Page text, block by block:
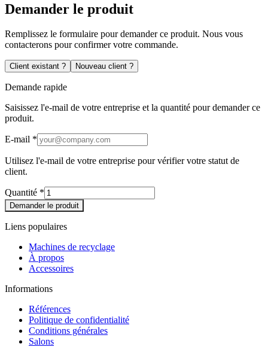
Demander le produit
Remplissez le formulaire pour demander ce produit. Nous vous
contacterons pour confirmer votre commande.
Client existant ? Nouveau client ?
Demande rapide
Saisissez l'e-mail de votre entreprise et la quantité pour demander ce
produit.
E-mail *
Utilisez l'e-mail de votre entreprise pour vérifier votre statut de
client.
Quantité *
Demander le produit
Liens populaires
Machines de recyclage
À propos
Accessoires
Informations
Références
Politique de confidentialité
Conditions générales
Salons